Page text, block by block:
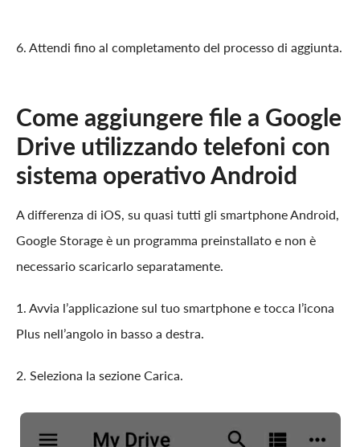
6. Attendi fino al completamento del processo di aggiunta.
Come aggiungere file a Google
Drive utilizzando telefoni con
sistema operativo Android
A differenza di iOS, su quasi tutti gli smartphone Android,
Google Storage è un programma preinstallato e non è
necessario scaricarlo separatamente.
1. Avvia l’applicazione sul tuo smartphone e tocca l’icona
Plus nell’angolo in basso a destra.
2. Seleziona la sezione Carica.